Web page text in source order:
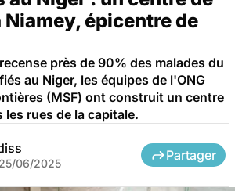
épicentre de
près de 90% des malades du
au Niger, les équipes de l'ONG
(MSF) ont construit un centre
rues de la capitale.
25/06/2025
Partager